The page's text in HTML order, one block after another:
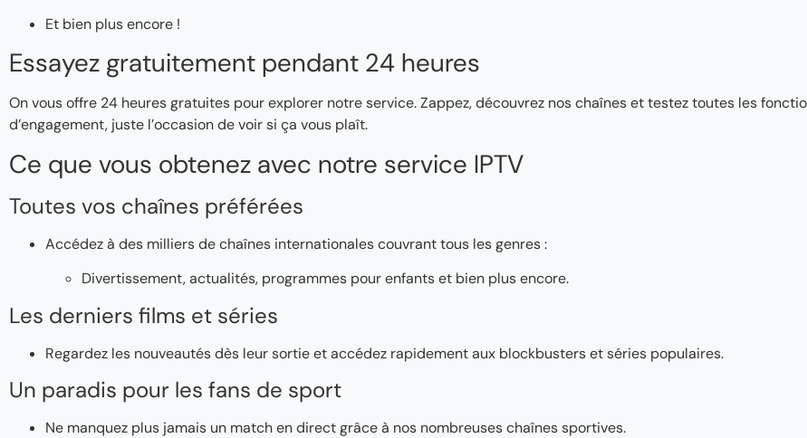
Et bien plus encore !
Essayez gratuitement pendant 24 heures
On vous offre 24 heures gratuites pour explorer notre service. Zappez, découvrez nos chaînes et testez toutes les
d’engagement, juste l’occasion de voir si ça vous plaît.
Ce que vous obtenez avec notre service IPTV
Toutes vos chaînes préférées
Accédez à des milliers de chaînes internationales couvrant tous les genres :
Divertissement, actualités, programmes pour enfants et bien plus encore.
Les derniers films et séries
Regardez les nouveautés dès leur sortie et accédez rapidement aux blockbusters et séries populaires.
Un paradis pour les fans de sport
Ne manquez plus jamais un match en direct grâce à nos nombreuses chaînes sportives.